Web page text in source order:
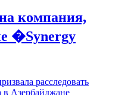
компания,
�Synergy